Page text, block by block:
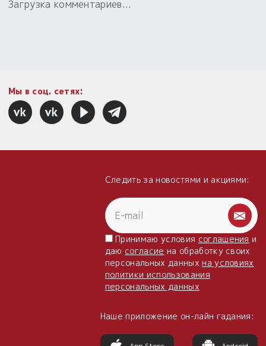
Загрузка комментариев...
Мы в соц. сетях:
Следить за новостями и акциями:
Принимаю условия соглашения и
даю согласие на обработку своих
персональных данныхна условиях
политики использования
персональных данных
Наше приложение он-лайн гадания: